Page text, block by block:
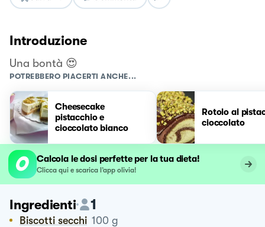
Introduzione
Una bontà 😍
POTREBBERO PIACERTI ANCHE...
Cheesecake
pistacchio e
cioccolato bianco
Rotolo al
cioccolato
Calcola le dosi perfette per la tua dieta!
Clicca qui e scarica l’app olivia!
Ingredienti 1
Biscotti secchi 100 g